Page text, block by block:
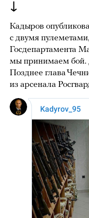
↓
Кадыров
с двумя
Госдепартамента
мы принимаем бой.
Позднее глава
из арсенала